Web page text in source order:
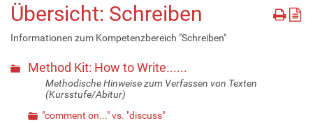
Übersicht: Schreiben
Informationen zum Kompetenzbereich "Schreiben"
Method Kit: How to Write......
Methodische Hinweise zum Verfassen von Texten
(Kursstufe/Abitur)
"comment on..." vs. "discuss"